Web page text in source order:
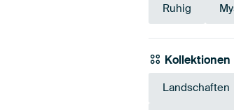
Ruhig
Kollektionen
Landschaften